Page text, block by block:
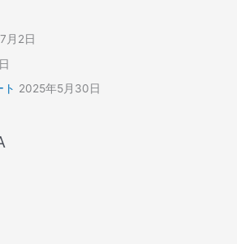
月2日
2025年5月30日